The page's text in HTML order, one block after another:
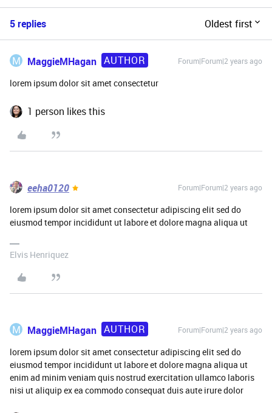
5 replies Oldest first
M MaggieMHagan AUTHOR Forum|Forum|2 years ago
lorem ipsum dolor sit amet consectetur
1 person likes this
eeha0120 Forum|Forum|2 years ago
lorem ipsum dolor sit amet consectetur adipiscing elit sed do
eiusmod tempor incididunt ut labore et dolore magna aliqua ut
Elvis Henriquez
M MaggieMHagan AUTHOR Forum|Forum|2 years ago
lorem ipsum dolor sit amet consectetur adipiscing elit sed do
eiusmod tempor incididunt ut labore et dolore magna aliqua ut
enim ad minim veniam quis nostrud exercitation ullamco laboris
nisi ut aliquip ex ea commodo consequat duis aute irure dolor